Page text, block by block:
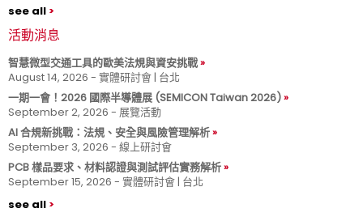
see all
活動消息
智慧微型交通工具的歐美法規與資安挑戰
August 14, 2026 - 實體研討會 | 台北
一期一會！2026 國際半導體展 (SEMICON Taiwan 2026)
September 2, 2026 - 展覽活動
AI 合規新挑戰：法規、安全與風險管理解析
September 3, 2026 - 線上研討會
PCB 樣品要求、材料認證與測試評估實務解析
September 15, 2026 - 實體研討會 | 台北
see all